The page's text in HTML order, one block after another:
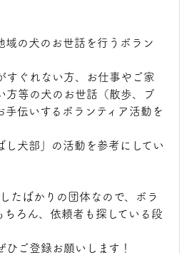
域の犬のお世話を行うボラン
すぐれない方、お仕事やご家
方等の犬のお世話（散歩、ブ
手伝いするボランティア活動を
し犬部」の活動を参考にしてい
たばかりの団体なので、ボラ
ちろん、依頼者も探している段
ひご登録お願いします！